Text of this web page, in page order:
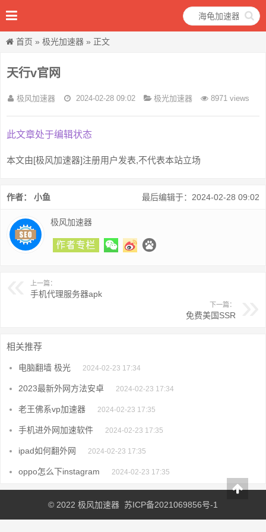
首页 » 极光加速器 » 正文
天行v官网
极风加速器 2024-02-28 09:02 极光加速器 8971 views
此文章处于编辑状态
本文由[极风加速器]注册用户发表,不代表本站立场
最后编辑于：2024-02-28 09:02
作者： 小鱼
极风加速器
上一篇：
手机代理服务器apk
下一篇：
免费美国SSR
相关推荐
电脑翻墙 极光 2024-02-23 17:34
2023最新外网方法安卓 2024-02-23 17:34
老王佛系vp加速器 2024-02-23 17:35
手机进外网加速软件 2024-02-23 17:35
ipad如何翻外网 2024-02-23 17:35
oppo怎么下instagram 2024-02-23 17:35
© 2022 极风加速器 苏ICP备2021069856号-1